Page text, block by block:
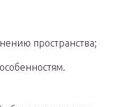
пространства;